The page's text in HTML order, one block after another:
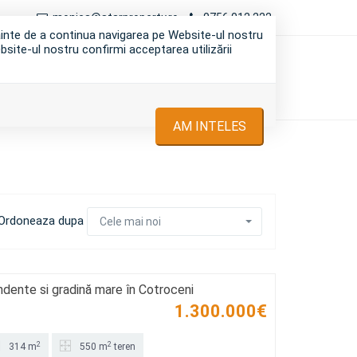
de a continua navigarea pe Website-ul nostru
ul nostru confirmi acceptarea utilizării
AM INTELES
monica@starproperty.ro 0756 012 222
dupa Cele mai noi
si gradină mare în Cotroceni
1.300.000€
314 m2 550 m2 teren